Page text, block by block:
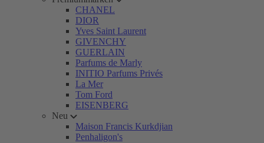
CHANEL
DIOR
Yves Saint Laurent
GIVENCHY
GUERLAIN
Parfums de Marly
INITIO Parfums Privés
La Mer
Tom Ford
EISENBERG
Neu
Maison Francis Kurkdjian
Penhaligon's